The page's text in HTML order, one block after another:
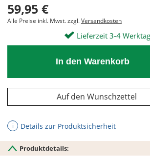
59,95 €
Alle Preise inkl. Mwst. zzgl.Versandkosten
Lieferzeit 3-4
In den Warenkorb
Auf den Wunschzettel
ℹ Details zur Produktsicherheit
Produktdetails: